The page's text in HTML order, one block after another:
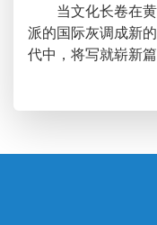
当文化长卷在黄
派的国际灰调成新
代中，将写就崭新